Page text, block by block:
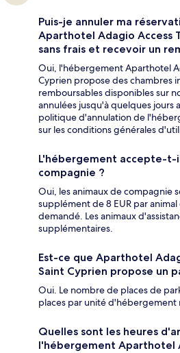
Puis-je annuler ma
Aparthotel Adagio Access
sans frais et recevoir un
Oui, l'hébergement Aparthotel
Cyprien propose des chambres
remboursables disponibles sur
annulées jusqu'à quelques jours
politique d'annulation de
sur les conditions générales
L'hébergement accepte-t-
compagnie ?
Oui, les animaux de compagnie
supplément de 8 EUR par
demandé. Les animaux
supplémentaires.
Est-ce que Aparthotel
Saint Cyprien propose un
Oui. Le nombre de places de
places par unité d'hébergement
Quelles sont les heures
l'hébergement Aparthotel